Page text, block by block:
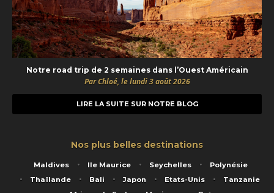
Notre road trip de 2 semaines dans l’Ouest Américain
Par Chloé, le lundi 3 août 2026
LIRE LA SUITE SUR NOTRE BLOG
Nos plus belles destinations
Maldives Ile Maurice Seychelles
Polynésie
Thaïlande
Bali Japon Etats-Unis
Tanzanie